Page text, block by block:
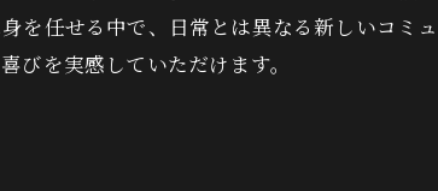
を任せる中で、日常とは異なる新しいコミュ
びを実感していただけます。